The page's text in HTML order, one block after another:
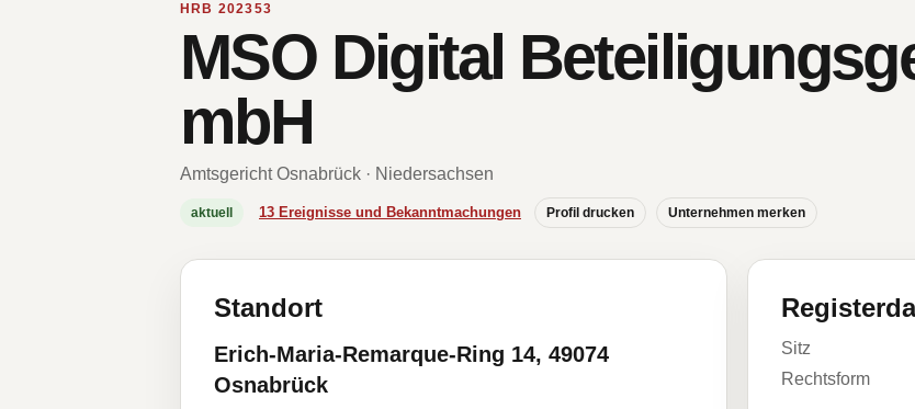
HRB 202353
MSO Digital
mbH
Amtsgericht Osnabrück · Niedersachsen
aktuell 13 Ereignisse und Bekanntmachungen Profil drucken Unternehmen merken
Standort
Erich-Maria-Remarque-Ring 14, 49074
Osnabrück
Sitz
Rechtsform